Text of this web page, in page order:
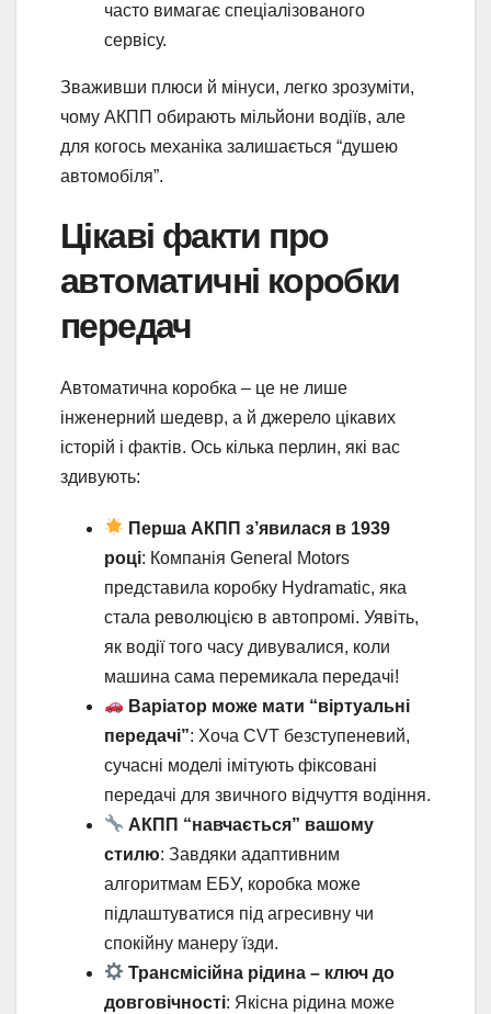
часто вимагає спеціалізованого
сервісу.
Зваживши плюси й мінуси, легко зрозуміти,
чому АКПП обирають мільйони водіїв, але
для когось механіка залишається “душею
автомобіля”.
Цікаві факти про
автоматичні коробки
передач
Автоматична коробка – це не лише
інженерний шедевр, а й джерело цікавих
історій і фактів. Ось кілька перлин, які вас
здивують:
Перша АКПП з’явилася в 1939
році: Компанія General Motors
представила коробку Hydramatic, яка
стала революцією в автопромі. Уявіть,
як водії того часу дивувалися, коли
машина сама перемикала передачі!
Варіатор може мати “віртуальні
передачі”: Хоча CVT безступеневий,
сучасні моделі імітують фіксовані
передачі для звичного відчуття водіння.
АКПП “навчається” вашому
стилю: Завдяки адаптивним
алгоритмам ЕБУ, коробка може
підлаштуватися під агресивну чи
спокійну манеру їзди.
Трансмісійна рідина – ключ до
довговічності: Якісна рідина може